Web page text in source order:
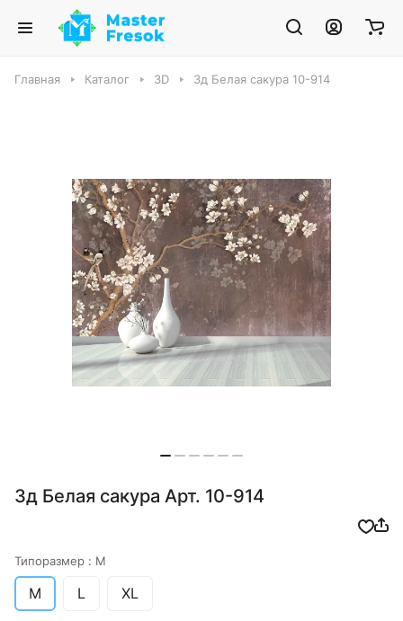
Главная Каталог 3D 3д Белая сакура 10-914
3д Белая сакура Арт. 10-914
Типоразмер : M
M L XL